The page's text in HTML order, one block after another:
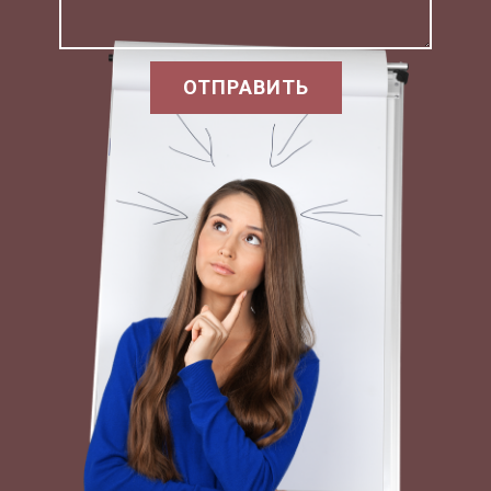
значит, что она признает в качестве основы
бытия материю. В домарксовсом материализме
господствовал субстратный подход к понятию
материи.
Материя отождествлялась либо с какими - либо
конкретными «первокирпичниками», из
которых построено все здание мироздания
(корпускулами, атомами, веществом, энергией
и т.д.), либо делалась попытка отыскать некую
единообразную материю, которое существует
наряду с конкретными вещами. Оба эти подхода
были отвергнуты диалектическим
материализмом.
Первый подход был отвергнут потому, что он
связывал философскую концепцию мироздания,
ОТПРАВИТЬ